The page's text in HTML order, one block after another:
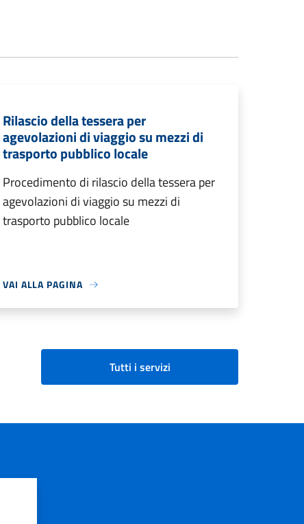
Rilascio della tessera per
agevolazioni di viaggio su mezzi di
trasporto pubblico locale
Procedimento di rilascio della tessera per
agevolazioni di viaggio su mezzi di
trasporto pubblico locale
VAI ALLA PAGINA
Tutti i servizi